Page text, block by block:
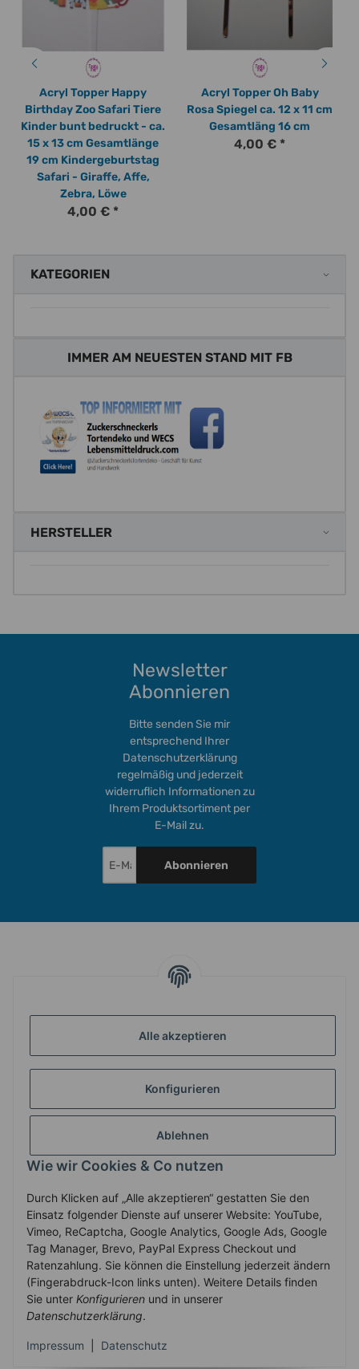
Alle akzeptieren
Konfigurieren
Ablehnen
Wie wir Cookies & Co nutzen
Durch Klicken auf „Alle akzeptieren“ gestatten Sie den
Einsatz folgender Dienste auf unserer Website: YouTube,
Vimeo, ReCaptcha, Google Analytics, Google Ads, Google
Tag Manager, Brevo, PayPal Express Checkout und
Ratenzahlung. Sie können die Einstellung jederzeit ändern
(Fingerabdruck-Icon links unten). Weitere Details finden
Sie unter Konfigurieren und in unserer
Datenschutzerklärung.
Impressum Datenschutz
Acryl Topper Happy
Birthday Zoo Safari Tiere
Kinder bunt bedruckt - ca.
15 x 13 cm Gesamtlänge
19 cm Kindergeburtstag
Safari - Giraffe, Affe,
Zebra, Löwe
4,00 € *
Acryl Topper Oh Baby
Rosa Spiegel ca. 12 x 11 cm
Gesamtläng 16 cm
4,00 € *
KATEGORIEN
IMMER AM NEUESTEN STAND MIT FB
HERSTELLER
Newsletter
Abonnieren
Bitte senden Sie mir
entsprechend Ihrer
Datenschutzerklärung
regelmäßig und jederzeit
widerruflich Informationen zu
Ihrem Produktsortiment per
E-Mail zu.
Abonnieren
INFORMATIONEN
GESETZLICHE INFORMATIONEN
ZAHLUNG & VERSAND
Vertrag widerrufen
* Alle Preise inkl. gesetzlicher USt., zzgl.Versand
Service-Hotline +43-7758-30410
© 2010-2025 WECS.EU Besucherzähler: 2905475
JTL-Shop